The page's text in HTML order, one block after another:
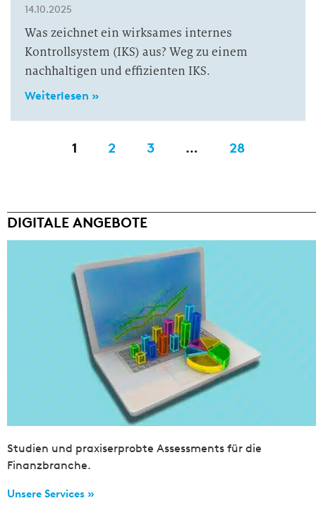
14.10.2025
Was zeichnet ein wirksames internes
Kontrollsystem (IKS) aus? Weg zu einem
nachhaltigen und effizienten IKS.
Weiterlesen »
1 2 3 … 28
DIGITALE ANGEBOTE
Studien und praxiserprobte Assessments für die
Finanzbranche.
Unsere Services »